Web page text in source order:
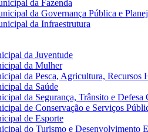
da Fazenda
da Governança Pública e
da Infraestrutura
da Juventude
da Mulher
da Pesca, Agricultura, Recursos
da Saúde
da Segurança, Trânsito e Defesa
de Conservação e Serviços
de Esporte
do Turismo e Desenvolvimento